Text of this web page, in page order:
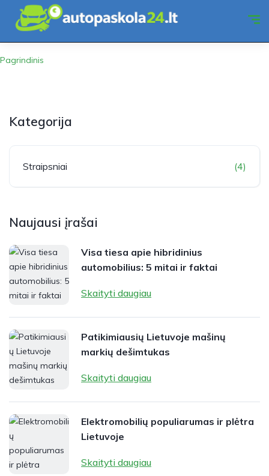
Pagrindinis
Kategorija
Straipsniai (4)
Naujausi įrašai
Visa tiesa apie hibridinius
automobilius: 5 mitai ir faktai
Skaityti daugiau
Patikimiausių Lietuvoje mašinų
markių dešimtukas
Skaityti daugiau
Elektromobilių populiarumas ir plėtra
Lietuvoje
Skaityti daugiau